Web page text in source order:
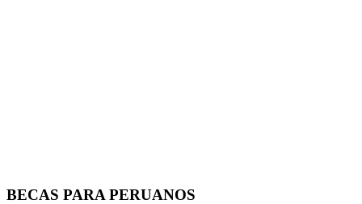
BECAS PARA PERUANOS